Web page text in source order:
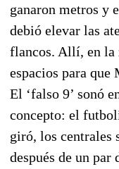
ganaron metros y
debió elevar las
flancos. Allí, en la
espacios para
El ‘falso 9’ sonó
concepto: el
giró, los centrales
después de un par